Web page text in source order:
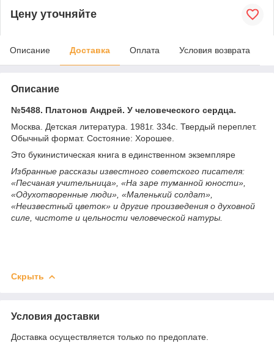
Цену уточняйте
Описание Доставка Оплата Условия возврата
Описание
№5488. Платонов Андрей. У человеческого сердца.
Москва. Детская литература. 1981г. 334с. Твердый переплет.
Обычный формат. Состояние: Хорошее.
Это букинистическая книга в единственном экземпляре
Избранные рассказы известного советского писателя:
«Песчаная учительница», «На заре туманной юности»,
«Одухотворенные люди», «Маленький солдат»,
«Неизвестный цветок» и другие произведения о духовной
силе, чистоте и цельности человеческой натуры.
Скрыть
Условия доставки
Доставка осуществляется только по предоплате.